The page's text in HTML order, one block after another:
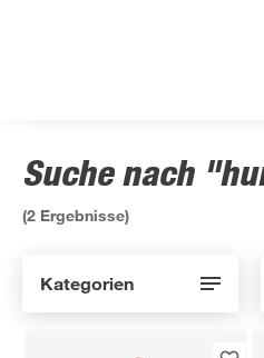
Suche nach
(2 Ergebnisse)
Kategorien